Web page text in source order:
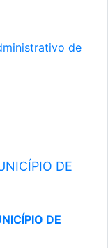
de
DE
DE